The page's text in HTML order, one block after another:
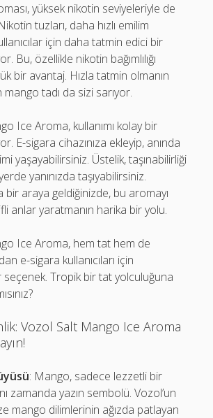
yüksek nikotin seviyeleriyle de
tuzları, daha hızlı emilim
için daha tatmin edici bir
Bu, özellikle nikotin bağımlılığı
bir avantaj. Hızla tatmin olmanın
mango tadı da sizi sarıyor.
Ice Aroma, kullanımı kolay bir
E-sigara cihazınıza ekleyip, anında
yaşayabilirsiniz. Üstelik, taşınabilirliği
yanınızda taşıyabilirsiniz.
bir araya geldiğinizde, bu aromayı
anlar yaratmanın harika bir yolu.
Ice Aroma, hem tat hem de
e-sigara kullanıcıları için
seçenek. Tropik bir tat yolculuğuna
Vozol Salt Mango Ice Aroma
: Mango, sadece lezzetli bir
zamanda yazın sembolü. Vozol’un
mango dilimlerinin ağızda patlayan